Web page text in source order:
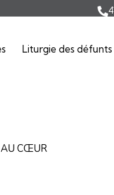
Liturgie des défunts
CŒUR